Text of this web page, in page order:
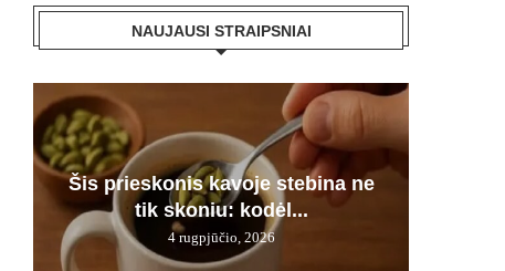
NAUJAUSI STRAIPSNIAI
Šis prieskonis kavoje stebina ne
tik skoniu: kodėl...
4 rugpjūčio, 2026